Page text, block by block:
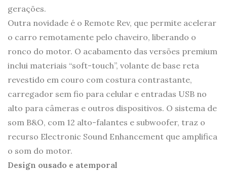
gerações.
Outra novidade é o Remote Rev, que permite acelerar
o carro remotamente pelo chaveiro, liberando o
ronco do motor. O acabamento das versões premium
inclui materiais “soft-touch”, volante de base reta
revestido em couro com costura contrastante,
carregador sem fio para celular e entradas USB no
alto para câmeras e outros dispositivos. O sistema de
som B&O, com 12 alto-falantes e subwoofer, traz o
recurso Electronic Sound Enhancement que amplifica
o som do motor.
Design ousado e atemporal